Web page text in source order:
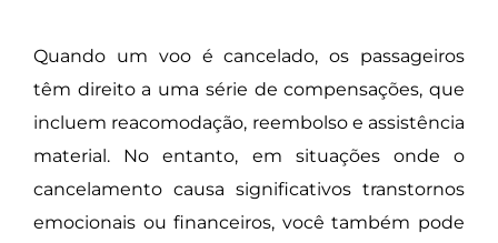
Quando um voo é cancelado, os passageiros
têm direito a uma série de compensações, que
incluem reacomodação, reembolso e assistência
material. No entanto, em situações onde o
cancelamento causa significativos transtornos
emocionais ou financeiros, você também pode